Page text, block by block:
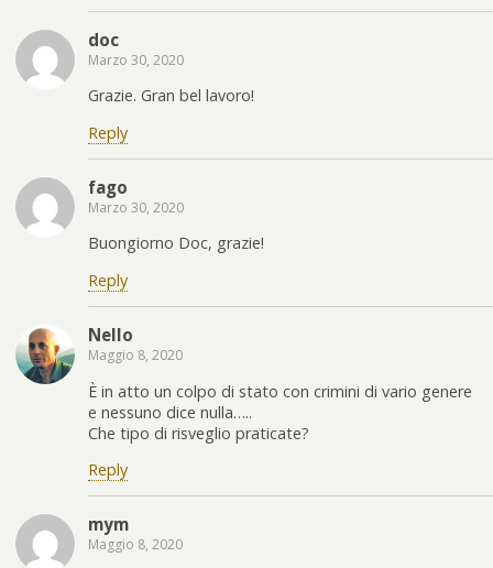
doc
Marzo 30, 2020
Grazie. Gran bel lavoro!
Reply
fago
Marzo 30, 2020
Buongiorno Doc, grazie!
Reply
Nello
Maggio 8, 2020
È in atto un colpo di stato con crimini di vario genere
e nessuno dice nulla…..
Che tipo di risveglio praticate?
Reply
mym
Maggio 8, 2020